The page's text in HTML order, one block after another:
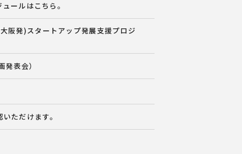
ールはこちら。
阪発)スタートアップ発展支援プロジ
表会）
ただけます。